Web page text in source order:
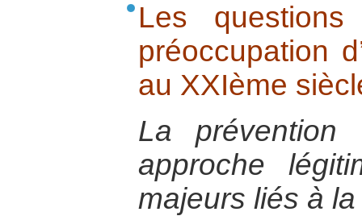
Les
préoccupation
au XXIème
La prévention
approche
majeurs liés à